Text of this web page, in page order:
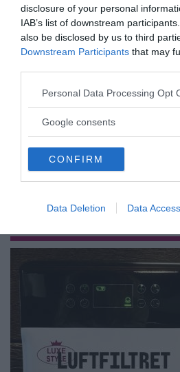
disclosure of your personal
IAB’s list of downstream
also be disclosed by us to third
Downstream Participants that may
Please note that this website/app
not limited to your visit or usage
use your data for below specified
consent section.
Personal Data Processing Opt
Google consents
CONFIRM
Data Deletion Data Access
Prenumerera på vårt